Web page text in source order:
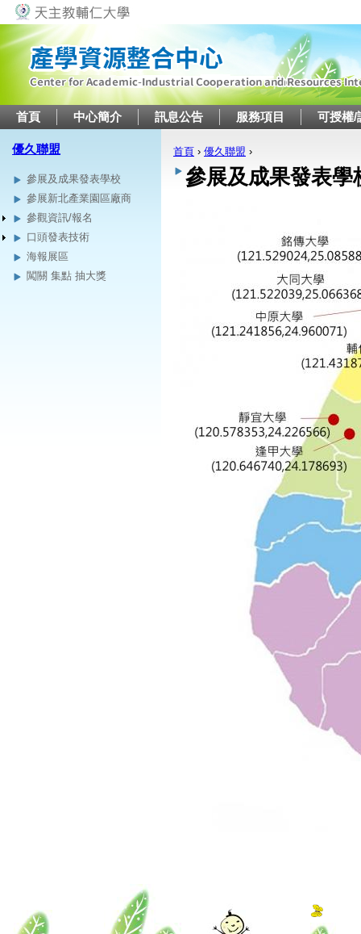
首頁 中心簡介 訊息公告 服務項目 可授權/
優久聯盟
參展及成果發表學校
參展新北產業園區廠商
參觀資訊/報名
口頭發表技術
海報展區
闖關 集點 抽大獎
您在這裡
首頁 › 優久聯盟 ›
參展及成果發表學